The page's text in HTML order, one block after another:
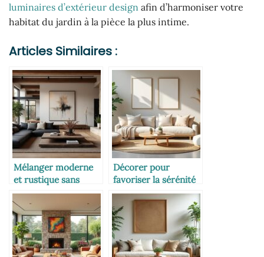
luminaires d’extérieur design afin d’harmoniser votre
habitat du jardin à la pièce la plus intime.
Articles Similaires :
Mélanger moderne
et rustique sans
déséquilibre
Décorer pour
favoriser la sérénité
et la communication